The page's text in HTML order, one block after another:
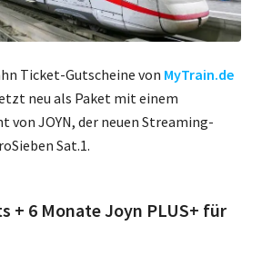
Ticket-Gutscheine von MyTrain.de
neu als Paket mit einem
von JOYN, der neuen Streaming-
Sat.1.
+ 6 Monate Joyn PLUS+ für